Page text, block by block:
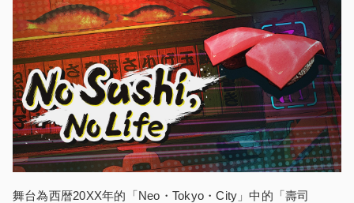
舞台為西暦20XX年的「Neo・Tokyo・City」中的「壽司